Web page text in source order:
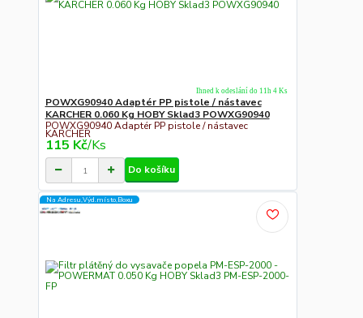
POWXG90940 Adaptér PP pistole / nástavec
KARCHER 0.060 Kg HOBY Sklad3 POWXG90940
POWXG90940 Adaptér PP pistole / nástavec
KARCHER
115 Kč/Ks
Ihned k odeslání do 11h 4 Ks
Do košíku
Na Adresu,Výd.místo,Boxu